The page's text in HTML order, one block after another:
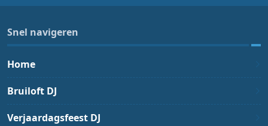
Snel navigeren
Home
Bruiloft DJ
Verjaardagsfeest DJ